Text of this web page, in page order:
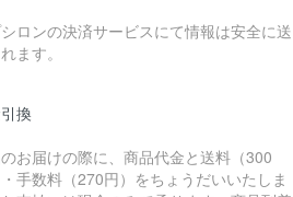
ロンの決済サービスにて情報は安全に送
ます。
換
お届けの際に、商品代金と送料（300
手数料（270円）をちょうだいいたしま